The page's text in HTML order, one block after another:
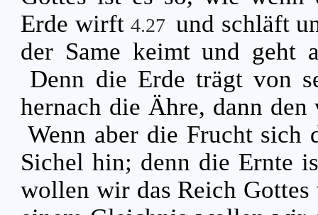
Erde wirft4.27 und schläft
der Same keimt und
Denn die Erde trägt von
hernach die Ähre, dann
Wenn aber die Frucht sich
Sichel hin; denn die Ernte
wollen wir das Reich